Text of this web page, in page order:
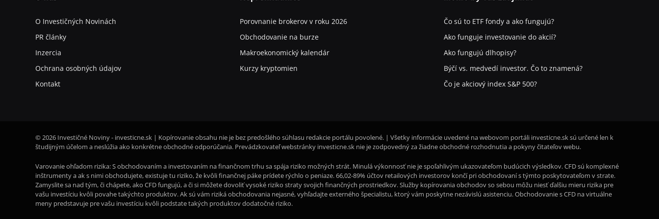
O Investičných Novinách
PR články
Inzercia
Ochrana osobných údajov
Kontakt
Porovnanie brokerov v roku 2026
Obchodovanie na burze
Makroekonomický kalendár
Kurzy kryptomien
Čo sú to ETF fondy a ako fungujú?
Ako funguje investovanie do akcií?
Ako fungujú dlhopisy?
Býčí vs. medvedí investor. Čo to znamená?
Čo je akciový index S&P 500?
© 2026 Investičné Noviny - investicne.sk | Kopírovanie obsahu nie je bez predošlého súhlasu redakcie portálu povolené. | Všetky informácie uvedené na webovom portáli investicne.sk sú určené len k
študijným účelom a neslúžia ako konkrétne obchodné odporúčania. Prevádzkovateľ webstránky investicne.sk nie je zodpovedný za žiadne obchodné rozhodnutia a pokyny čitateľov webu.
Varovanie ohľadom rizika: S obchodovaním a investovaním na finančnom trhu sa spája riziko možných strát. Minulá výkonnosť nie je spoľahlivým ukazovateľom budúcich výsledkov. CFD sú komplexné
inštrumenty a ak s nimi obchodujete, existuje tu riziko, že kvôli finančnej páke prídete rýchlo o peniaze. 66,02-89% účtov retailových investorov končí pri obchodovaní s týmto poskytovateľom v strate.
Zamyslite sa nad tým, či chápete, ako CFD fungujú, a či si môžete dovoliť vysoké riziko straty svojich finančných prostriedkov. Služby kopírovania obchodov so sebou môžu niesť ďalšiu mieru rizika pre
vašu investíciu kvôli povahe takýchto produktov. Ak sú vám riziká obchodovania nejasné, vyhľadajte externého špecialistu, ktorý vám poskytne nezávislú asistenciu. Obchodovanie s CFD na virtuálne
meny predstavuje pre vašu investíciu kvôli podstate takých produktov dodatočné riziko.